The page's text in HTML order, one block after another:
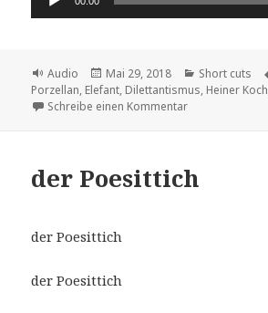
Format
Audio
Veröffentlicht
am
Mai 29, 2018 Kategorien
Short cuts
Porzellan, Elefant, Dilettantismus, Heiner Koch
Schreibe einen Kommentarzu der Dilefant
der Poesittich
der Poesittich
der Poesittich